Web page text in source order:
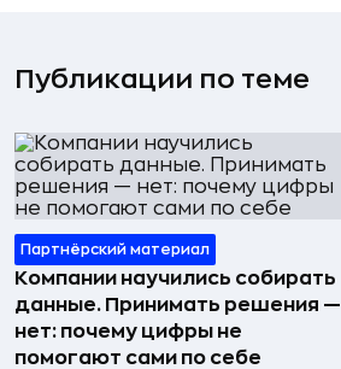
Публикации по теме
Партнёрский материал
Компании научились собирать
данные. Принимать решения —
нет: почему цифры не
помогают сами по себе